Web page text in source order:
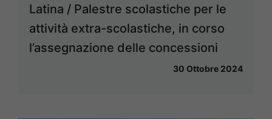
Latina / Palestre scolastiche per le
attività extra-scolastiche, in corso
l’assegnazione delle concessioni
30 Ottobre 2024